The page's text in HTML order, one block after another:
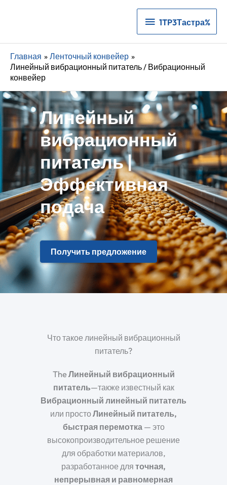
1TP3Тастра%
1TP3Тастра%
Главная
Ленточный конвейер
Линейный вибрационный питатель / Вибрационный
конвейер
Линейный
вибрационный
питатель |
Эффективная
подача
Получить предложение
Что такое линейный вибрационный
питатель?
TheЛинейный вибрационный
питатель—также известный как
Вибрационный линейный питатель
или простоЛинейный питатель,
быстрая перемотка — это
высокопроизводительное решение
для обработки материалов,
разработанное для точная,
непрерывная и равномерная